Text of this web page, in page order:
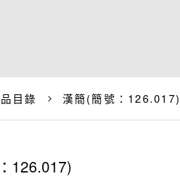
目錄 漢簡(簡號：126.017)
126.017)